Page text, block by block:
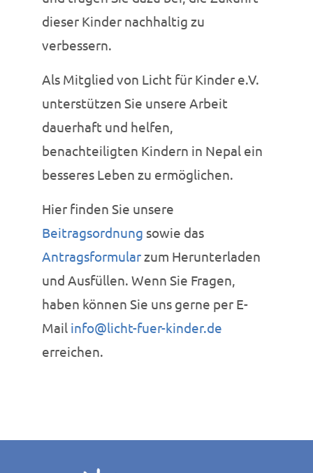
dieser Kinder nachhaltig zu
verbessern.
Als Mitglied von Licht für Kinder e.V.
unterstützen Sie unsere Arbeit
dauerhaft und helfen,
benachteiligten Kindern in Nepal ein
besseres Leben zu ermöglichen.
Hier finden Sie unsere
Beitragsordnung sowie das
Antragsformularzum Herunterladen
und Ausfüllen. Wenn Sie Fragen,
haben können Sie uns gerne per E-
Mail info@licht-fuer-kinder.de
erreichen.